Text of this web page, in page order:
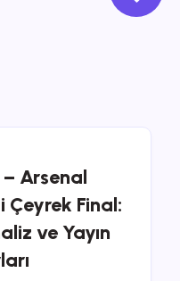
Arsenal
Final:
ve Yayın